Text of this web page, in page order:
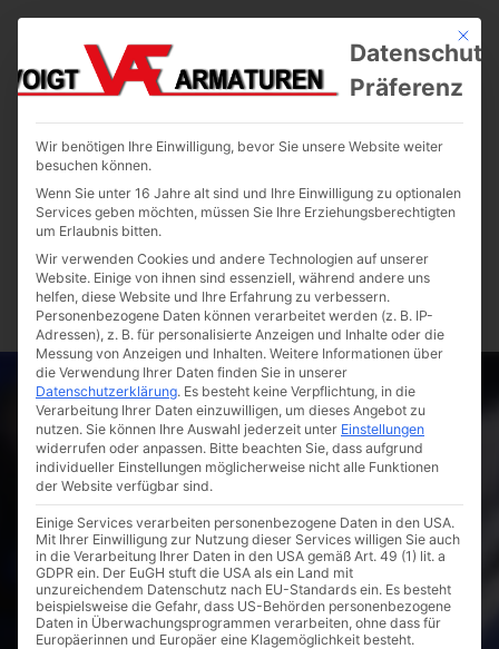
Mit
Präferenz
Wir benötigen Ihre Einwilligung, bevor Sie unsere Website weiter
besuchen können.
Wenn Sie unter 16 Jahre alt sind und Ihre Einwilligung zu optionalen
Services geben möchten, müssen Sie Ihre Erziehungsberechtigten
um Erlaubnis bitten.
Wir verwenden Cookies und andere Technologien auf unserer
Website. Einige von ihnen sind essenziell, während andere uns
helfen, diese Website und Ihre Erfahrung zu verbessern.
Personenbezogene Daten können verarbeitet werden (z. B. IP-
Adressen), z. B. für personalisierte Anzeigen und Inhalte oder die
Messung von Anzeigen und Inhalten. Weitere Informationen über
die Verwendung Ihrer Daten finden Sie in unserer
Datenschutzerklärung. Es besteht keine Verpflichtung, in die
Verarbeitung Ihrer Daten einzuwilligen, um dieses Angebot zu
nutzen. Sie können Ihre Auswahl jederzeit unter Einstellungen
widerrufen oder anpassen. Bitte beachten Sie, dass aufgrund
individueller Einstellungen möglicherweise nicht alle Funktionen
der Website verfügbar sind.
Einige Services verarbeiten personenbezogene Daten in den USA.
Mit Ihrer Einwilligung zur Nutzung dieser Services willigen Sie auch
in die Verarbeitung Ihrer Daten in den USA gemäß Art. 49 (1) lit. a
GDPR ein. Der EuGH stuft die USA als ein Land mit
unzureichendem Datenschutz nach EU-Standards ein. Es besteht
beispielsweise die Gefahr, dass US-Behörden personenbezogene
Daten in Überwachungsprogrammen verarbeiten, ohne dass für
Europäerinnen und Europäer eine Klagemöglichkeit besteht.